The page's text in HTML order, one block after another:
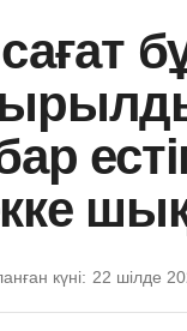
күні: 22 шілде